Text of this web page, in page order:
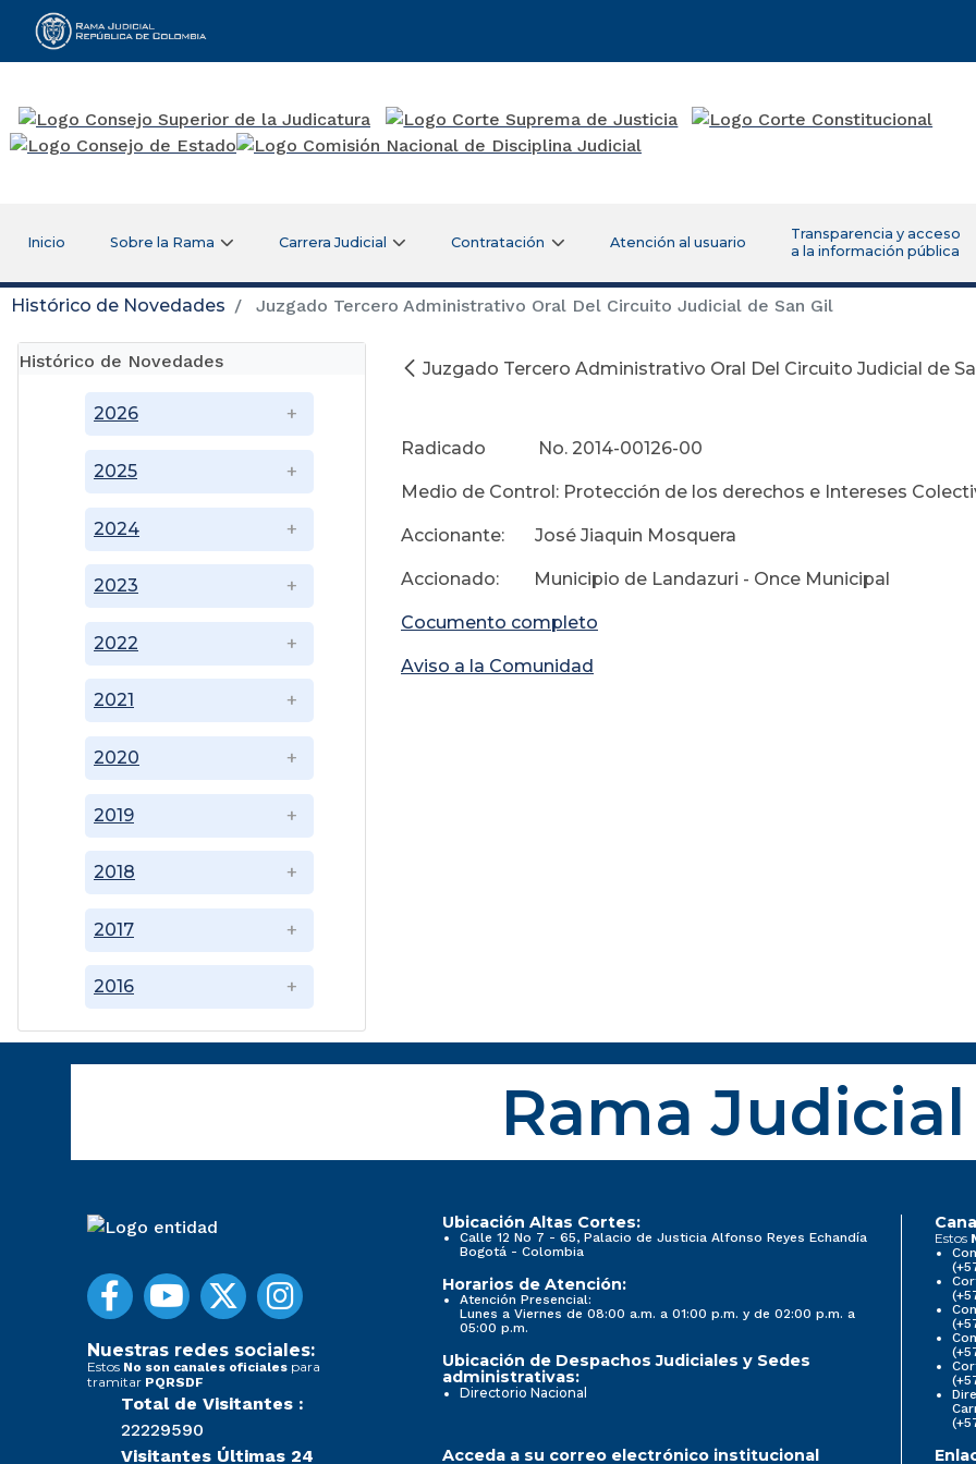
Rama Judicial
Inicio Sobre la Rama Carrera Judicial Contratación Atención al usuario
Transparencia y acceso
a la información pública
Histórico de Novedades Juzgado Tercero Administrativo Oral Del Circuito Judicial de San Gil
Histórico de Novedades
2016
2017
2018
2019
2020
2021
2022
2023
2024
2025
2026
Juzgado Tercero Administrativo Oral Del Circuito Judicial de
Radicado No. 2014-00126-00
Medio de Control: Protección de los derechos e Intereses
Accionante: José Jiaquin Mosquera
Accionado: Municipio de Landazuri - Once Municipal
Cocumento completo
Aviso a la Comunidad
Rama Judicial
Nuestras redes sociales:
Estos No son canales oficiales para
tramitar PQRSDF
Total de Visitantes :
22229590
Visitantes Últimas 24
Ubicación Altas Cortes:
Calle 12 No 7 - 65, Palacio de Justicia Alfonso Reyes Echandía
Bogotá - Colombia
Horarios de Atención:
Atención Presencial:
Lunes a Viernes de 08:00 a.m. a 01:00 p.m. y de 02:00 p.m. a
05:00 p.m.
Ubicación de Despachos Judiciales y Sedes
administrativas:
Directorio Nacional
Estos
Acceda a su correo electrónico institucional